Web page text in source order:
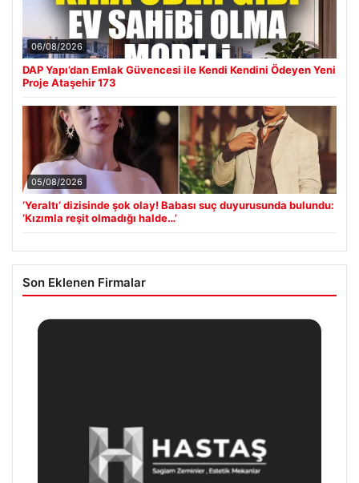
06/08/2026
DAP Yapı’dan Emlak Güvencesi ile Kendi Kendini Ödeyen Yeni
Proje Ataşehir 173
05/08/2026
‘Yeraltı’ dizisinde şok olay! Babası suç duyurusunda bulundu:
‘Kızımla reşit olmadığı halde…’
Son Eklenen Firmalar